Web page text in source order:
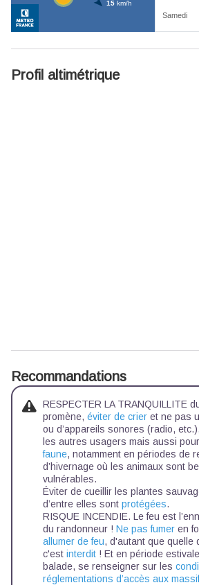
Profil altimétrique
Recommandations
RESPECTER LA TRANQUILLITE
promène, éviter de crier et ne pas
ou d’appareils sonores (radio,
les autres usagers mais aussi
faune, notamment en périodes de
d’hivernage où les animaux sont
vulnérables.
Éviter de cueillir les plantes
d’entre elles sont protégées.
RISQUE INCENDIE. Le feu est
du randonneur ! Ne pas fumer en
allumer de feu, d'autant que quelle
c'est interdit ! Et en période
balade, se renseigner sur les
réglementations d’accès aux